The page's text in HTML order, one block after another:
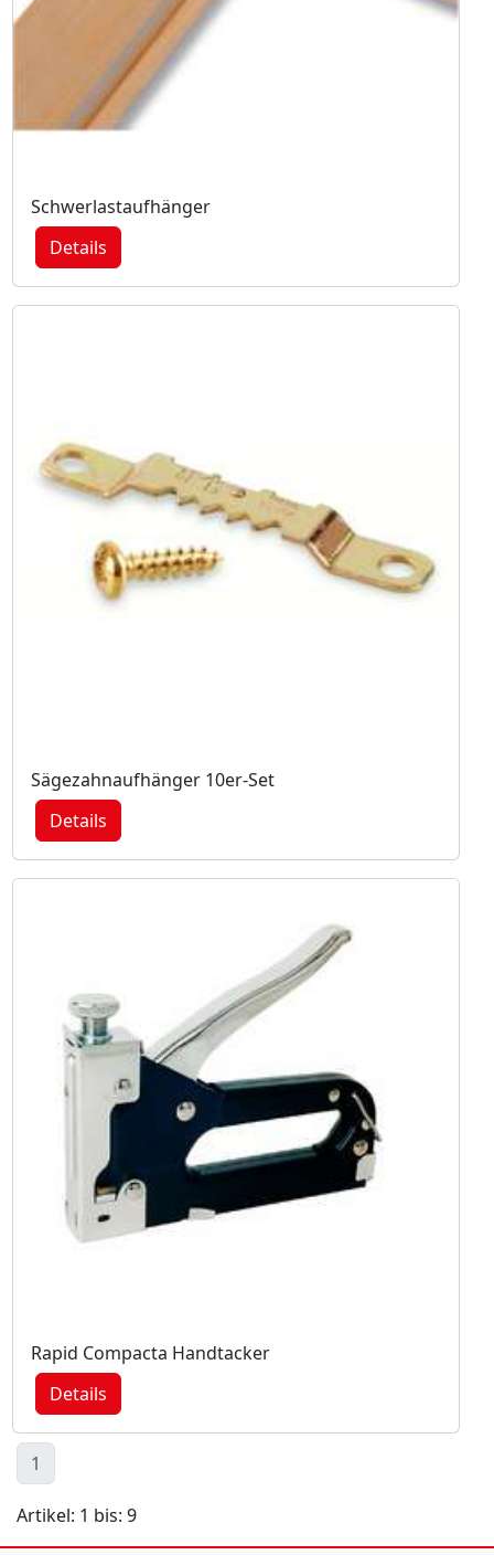
Schwerlastaufhänger
Details
Sägezahnaufhänger 10er-Set
Details
Rapid Compacta Handtacker
Details
1
Artikel: 1 bis: 9